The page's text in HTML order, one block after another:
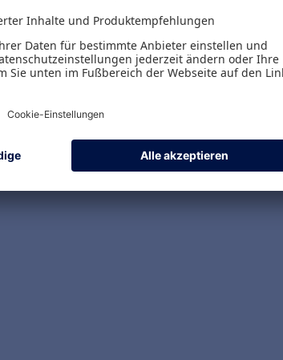
Der Workbook-Teil unterstützt
Der dritte Teil beinhaltet
geben, das Erlernte umzusetzen.